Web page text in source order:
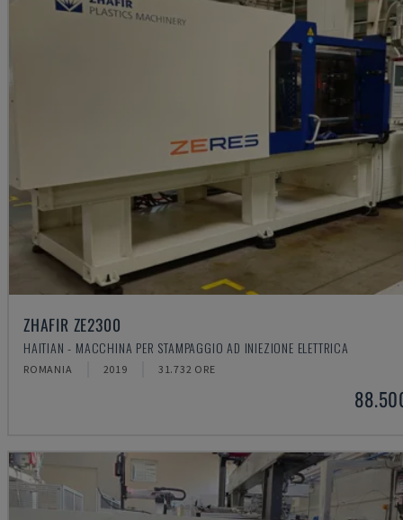
ZHAFIR ZE2300
HAITIAN - MACCHINA PER STAMPAGGIO AD INIEZIONE ELETTRICA
ROMANIA 2019 31.732 ORE